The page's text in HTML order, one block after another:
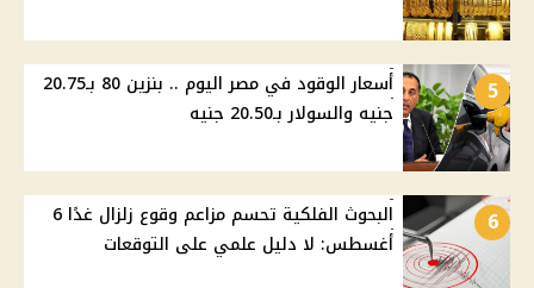
5
أسعار الوقود في مصر اليوم .. بنزين 80 بـ20.75
جنيه والسولار بـ20.50 جنيه
6
البحوث الفلكية تحسم مزاعم وقوع زلزال غدًا 6
أغسطس: لا دليل علمي على التوقعات